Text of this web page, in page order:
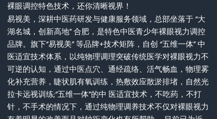
裸眼调控特色技术，还你清晰视界！
易视美，深耕中医药研发与健康服务领域，总部坐落于 “大
湖名城，创新高地” 合肥，是特色中医青少年裸眼视力调控
品牌。旗下“易视美” 等品牌+技术矩阵，自创 “五维一体” 中
医适宜技术体系，以纯物理调理突破传统医学对裸眼视力不
可逆的认知，通过中医点穴、通经疏络、活气畅血，物理雾
化补充营养，睫状肌有氧训练，热敷效应散淤排堵，自然光
拉卡远视训练;“五维一体”的中 医适宜技术，不吃药，不打
针，不手术的情况下，通过纯物理调养技术不仅对裸眼视力